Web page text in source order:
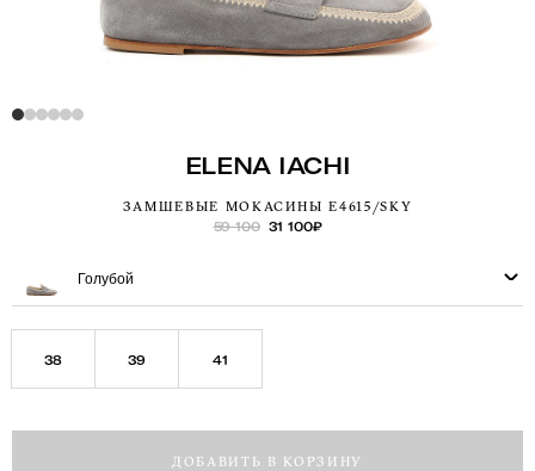
ELENA IACHI
ЗАМШЕВЫЕ МОКАСИНЫ E4615/SKY
59 100 31 100₽
Голубой
38 39 41
ДОБАВИТЬ В КОРЗИНУ